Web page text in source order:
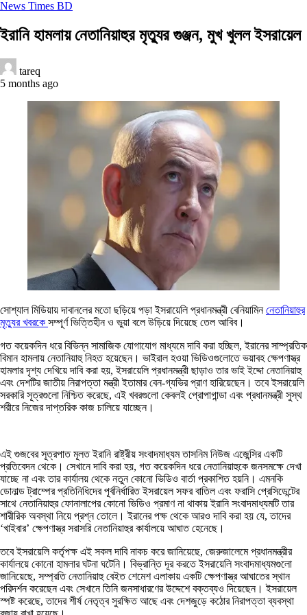
News Times BD
ইরানি হামলায় নেতানিয়াহুর মৃত্যুর গুঞ্জন, মুখ খুলল ইসরায়েল
tareq
5 months ago
সোশ্যাল মিডিয়ায় দাবানলের মতো ছড়িয়ে পড়া ইসরায়েলি প্রধানমন্ত্রী বেনিয়ামিননেতানিয়াহুর
মৃত্যুর খবরকে সম্পূর্ণ ভিত্তিহীন ও ভুয়া বলে উড়িয়ে দিয়েছে তেল আবিব।
গত কয়েকদিন ধরে বিভিন্ন সামাজিক যোগাযোগ মাধ্যমে দাবি করা হচ্ছিল, ইরানের সাম্প্রতিক
বিমান হামলায় নেতানিয়াহু নিহত হয়েছেন। ভাইরাল হওয়া ভিডিওগুলোতে ভয়াবহ ক্ষেপণাস্ত্র
হামলার দৃশ্য দেখিয়ে দাবি করা হয়, ইসরায়েলি প্রধানমন্ত্রী ছাড়াও তার ভাই ইদ্দো নেতানিয়াহু
এবং দেশটির জাতীয় নিরাপত্তা মন্ত্রী ইতামার বেন-গ্যভির প্রাণ হারিয়েছেন। তবে ইসরায়েলি
সরকারি সূত্রগুলো নিশ্চিত করেছে, এই খবরগুলো কেবলই প্রোপাগান্ডা এবং প্রধানমন্ত্রী সুস্থ
শরীরে নিজের দাপ্তরিক কাজ চালিয়ে যাচ্ছেন।
এই গুজবের সূত্রপাত মূলত ইরানি রাষ্ট্রীয় সংবাদমাধ্যম তাসনিম নিউজ এজেন্সির একটি
প্রতিবেদন থেকে। সেখানে দাবি করা হয়, গত কয়েকদিন ধরে নেতানিয়াহুকে জনসমক্ষে দেখা
যাচ্ছে না এবং তার কার্যালয় থেকে নতুন কোনো ভিডিও বার্তা প্রকাশিত হয়নি। এমনকি
ডোনাল্ড ট্রাম্পের প্রতিনিধিদের পূর্বনির্ধারিত ইসরায়েল সফর বাতিল এবং ফরাসি প্রেসিডেন্টের
সাথে নেতানিয়াহুর ফোনালাপের কোনো ভিডিও প্রমাণ না থাকায় ইরানি সংবাদমাধ্যমটি তার
শারীরিক অবস্থা নিয়ে প্রশ্ন তোলে। ইরানের পক্ষ থেকে আরও দাবি করা হয় যে, তাদের
‘খাইবার’ ক্ষেপণাস্ত্র সরাসরি নেতানিয়াহুর কার্যালয়ে আঘাত হেনেছে।
তবে ইসরায়েলি কর্তৃপক্ষ এই সকল দাবি নাকচ করে জানিয়েছে, জেরুজালেমে প্রধানমন্ত্রীর
কার্যালয়ে কোনো হামলার ঘটনা ঘটেনি। বিভ্রান্তি দূর করতে ইসরায়েলি সংবাদমাধ্যমগুলো
জানিয়েছে, সম্প্রতি নেতানিয়াহু বেইত শেমেশ এলাকায় একটি ক্ষেপণাস্ত্র আঘাতের স্থান
পরিদর্শন করেছেন এবং সেখানে তিনি জনসাধারণের উদ্দেশে বক্তব্যও দিয়েছেন। ইসরায়েল
স্পষ্ট করেছে, তাদের শীর্ষ নেতৃত্ব সুরক্ষিত আছে এবং দেশজুড়ে কঠোর নিরাপত্তা ব্যবস্থা